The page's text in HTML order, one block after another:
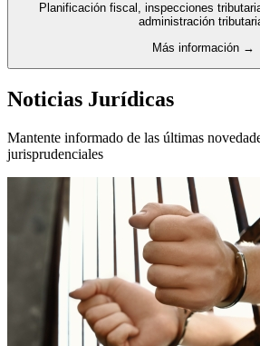
Planificación fiscal, inspecciones
administración
Más información →
Noticias Jurídicas
Mantente informado de las últimas
jurisprudenciales